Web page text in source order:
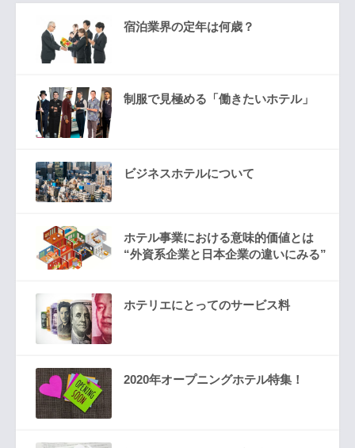
宿泊業界の定年は何歳？
制服で見極める「働きたいホテル」
ビジネスホテルについて
ホテル事業における意味的価値とは
“外資系企業と日本企業の違いにみる”
ホテリエにとってのサービス料
2020年オープニングホテル特集！